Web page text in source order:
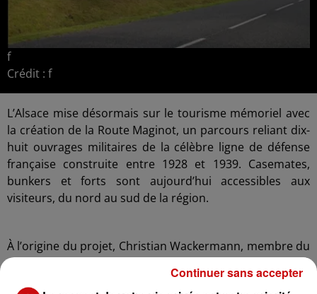
f
Crédit : f
L’Alsace mise désormais sur le tourisme mémoriel avec
la création de la Route Maginot, un parcours reliant dix-
huit ouvrages militaires de la célèbre ligne de défense
française construite entre 1928 et 1939. Casemates,
bunkers et forts sont aujourd’hui accessibles aux
visiteurs, du nord au sud de la région.
À l’origine du projet, Christian Wackermann, membre du
Conservatoire de la Ligne Maginot dans les Vosges du
Nord, qui a souhaité créer un véritable itinéraire
Continuer sans accepter